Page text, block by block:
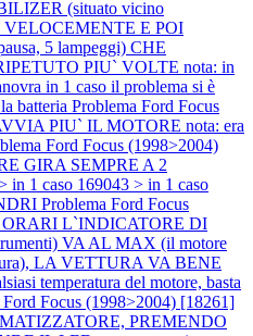
(situato vicino
VELOCEMENTE E POI
5 lampeggi) CHE
PIU` VOLTE nota: in
in 1 caso il problema si è
batteria Problema Ford Focus
PIU` IL MOTORE nota: era
Ford Focus (1998>2004)
GIRA SEMPRE A 2
1 caso 169043 > in 1 caso
Problema Ford Focus
ORARI L`INDICATORE DI
VA AL MAX (il motore
LA VETTURA VA BENE
temperatura del motore, basta
Ford Focus (1998>2004) [18261]
PREMENDO